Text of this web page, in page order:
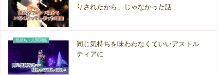
りされたから」じゃなかった話
気持ち・人間関係
同じ気持ちを味わわなくていいアストル
ティアに